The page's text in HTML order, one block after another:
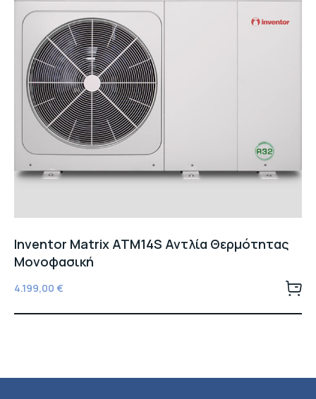
Inventor Matrix ATM14S Αντλία Θερμότητας
Μονοφασική
4.199,00 €